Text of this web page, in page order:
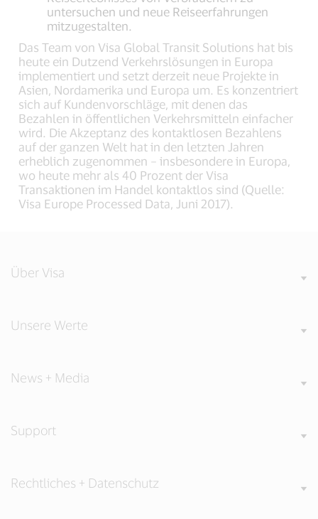
untersuchen und neue Reiseerfahrungen
mitzugestalten.
Das Team von Visa Global Transit Solutions hat bis
heute ein Dutzend Verkehrslösungen in Europa
implementiert und setzt derzeit neue Projekte in
Asien, Nordamerika und Europa um. Es konzentriert
sich auf Kundenvorschläge, mit denen das
Bezahlen in öffentlichen Verkehrsmitteln einfacher
wird. Die Akzeptanz des kontaktlosen Bezahlens
auf der ganzen Welt hat in den letzten Jahren
erheblich zugenommen – insbesondere in Europa,
wo heute mehr als 40 Prozent der Visa
Transaktionen im Handel kontaktlos sind (Quelle:
Visa Europe Processed Data, Juni 2017).
Über Visa
Unsere Werte
News + Media
Support
Rechtliches + Datenschutz